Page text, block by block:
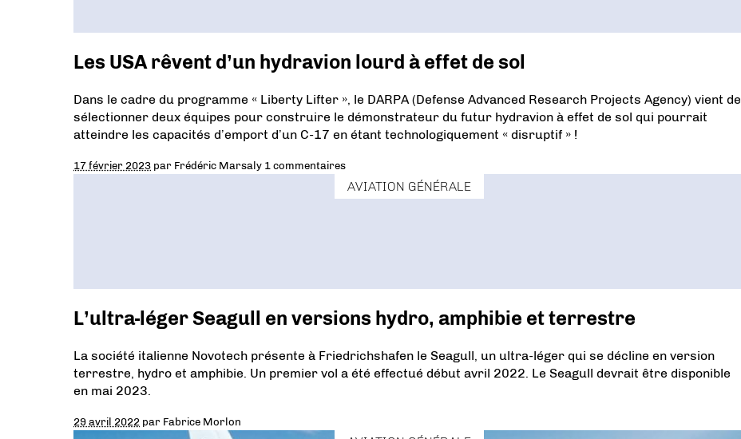
Les USA rêvent d’un hydravion lourd à effet de sol
Dans le cadre du programme « Liberty Lifter », le DARPA (Defense Advanced Research Projects Agency) vient de
sélectionner deux équipes pour construire le démonstrateur du futur hydravion à effet de sol qui pourrait
atteindre les capacités d’emport d’un C-17 en étant technologiquement « disruptif » !
17 février 2023 par Frédéric Marsaly 1 commentaires
AVIATION GÉNÉRALE
L’ultra-léger Seagull en versions hydro, amphibie et terrestre
La société italienne Novotech présente à Friedrichshafen le Seagull, un ultra-léger qui se décline en version
terrestre, hydro et amphibie. Un premier vol a été effectué début avril 2022. Le Seagull devrait être disponible
en mai 2023.
29 avril 2022 par Fabrice Morlon